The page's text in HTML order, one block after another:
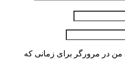
من در مرورگر برای زمانی که